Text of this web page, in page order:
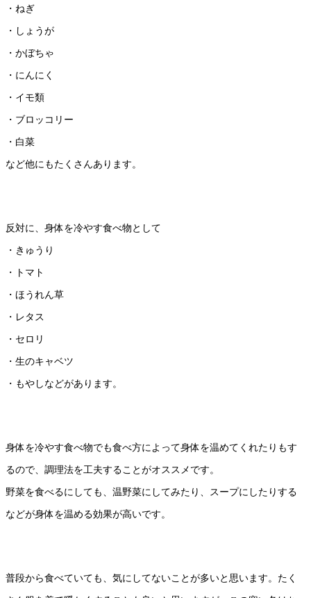
・ねぎ
・しょうが
・かぼちゃ
・にんにく
・イモ類
・ブロッコリー
・白菜
など他にもたくさんあります。
反対に、身体を冷やす食べ物として
・きゅうり
・トマト
・ほうれん草
・レタス
・セロリ
・生のキャベツ
・もやしなどがあります。
身体を冷やす食べ物でも食べ方によって身体を温めてくれたりもす
るので、調理法を工夫することがオススメです。
野菜を食べるにしても、温野菜にしてみたり、スープにしたりする
などが身体を温める効果が高いです。
普段から食べていても、気にしてないことが多いと思います。たく